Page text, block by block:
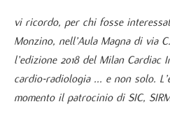
vi ricordo, per chi fosse
Monzino, nell’Aula Magna di via
l’edizione 2018 del Milan Cardiac
cardio-radiologia ... e non solo.
momento il patrocinio di SIC,